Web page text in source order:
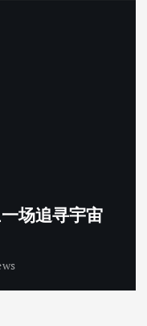
场追寻宇宙